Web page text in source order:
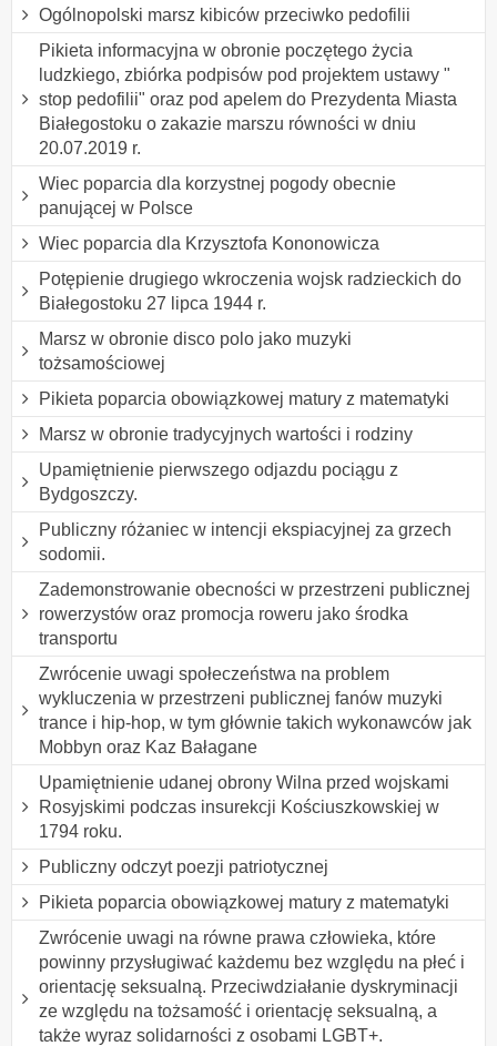
Ogólnopolski marsz kibiców przeciwko pedofilii
Pikieta informacyjna w obronie poczętego życia
ludzkiego, zbiórka podpisów pod projektem ustawy "
stop pedofilii" oraz pod apelem do Prezydenta Miasta
Białegostoku o zakazie marszu równości w dniu
20.07.2019 r.
Wiec poparcia dla korzystnej pogody obecnie
panującej w Polsce
Wiec poparcia dla Krzysztofa Kononowicza
Potępienie drugiego wkroczenia wojsk radzieckich do
Białegostoku 27 lipca 1944 r.
Marsz w obronie disco polo jako muzyki
tożsamościowej
Pikieta poparcia obowiązkowej matury z matematyki
Marsz w obronie tradycyjnych wartości i rodziny
Upamiętnienie pierwszego odjazdu pociągu z
Bydgoszczy.
Publiczny różaniec w intencji ekspiacyjnej za grzech
sodomii.
Zademonstrowanie obecności w przestrzeni publicznej
rowerzystów oraz promocja roweru jako środka
transportu
Zwrócenie uwagi społeczeństwa na problem
wykluczenia w przestrzeni publicznej fanów muzyki
trance i hip-hop, w tym głównie takich wykonawców jak
Mobbyn oraz Kaz Bałagane
Upamiętnienie udanej obrony Wilna przed wojskami
Rosyjskimi podczas insurekcji Kościuszkowskiej w
1794 roku.
Publiczny odczyt poezji patriotycznej
Pikieta poparcia obowiązkowej matury z matematyki
Zwrócenie uwagi na równe prawa człowieka, które
powinny przysługiwać każdemu bez względu na płeć i
orientację seksualną. Przeciwdziałanie dyskryminacji
ze względu na tożsamość i orientację seksualną, a
także wyraz solidarności z osobami LGBT+.